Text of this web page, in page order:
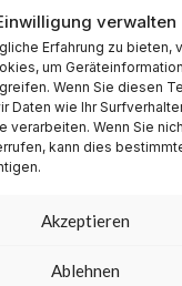
verwalten
Erfahrung zu bieten,
um
Wenn Sie diesen
Daten wie Ihr
verarbeiten. Wenn Sie
kann dies
Akzeptieren
Ablehnen